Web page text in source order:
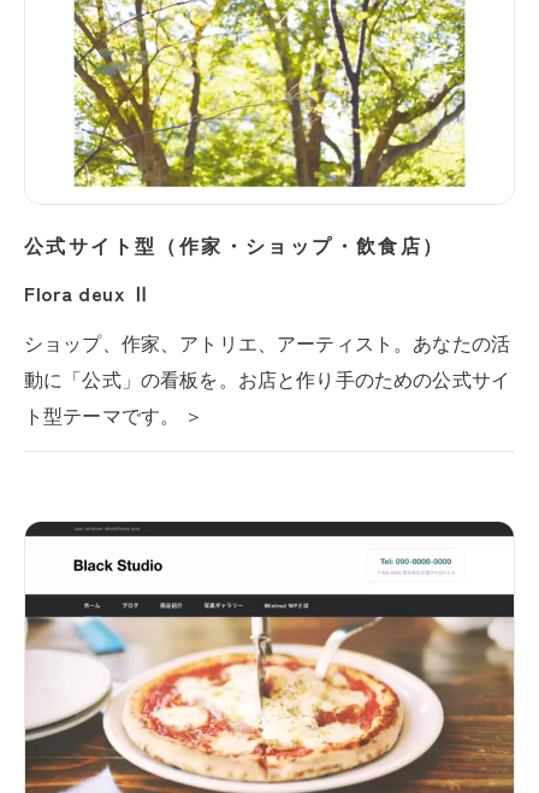
公式サイト型（作家・ショップ・飲食店）
Flora deux Ⅱ
ショップ、作家、アトリエ、アーティスト。あなたの活
動に「公式」の看板を。お店と作り手のための公式サイ
ト型テーマです。 ＞